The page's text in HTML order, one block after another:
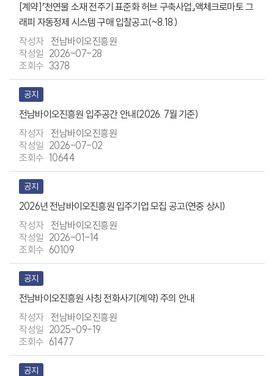
[계약]「천연물 소재 전주기 표준화 허브 구축사업」액체크로마토 그
래피 자동정제 시스템 구매 입찰공고(~8.18.)
전남바이오진흥원
2026-07-28
3378
공지
전남바이오진흥원 입주공간 안내(2026. 7월 기준)
전남바이오진흥원
2026-07-02
10644
공지
2026년 전남바이오진흥원 입주기업 모집 공고(연중 상시)
전남바이오진흥원
2026-01-14
60109
공지
전남바이오진흥원 사칭 전화사기(계약) 주의 안내
전남바이오진흥원
2025-09-19
61477
공지